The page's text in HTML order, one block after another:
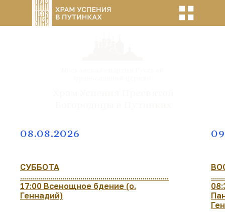
08.08.2026
СУББОТА
..........................................................................
17:00 Всенощное бдение (о.
Геннадий)